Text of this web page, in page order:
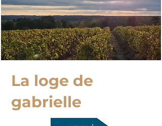
La loge de
gabrielle